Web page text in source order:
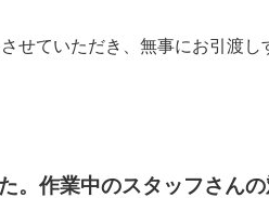
せていただき、無事にお引渡し
。作業中のスタッフさん